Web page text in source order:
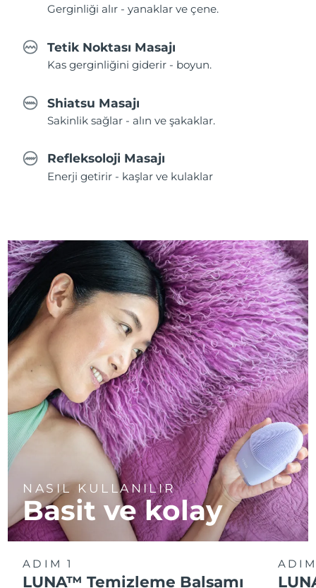
Gerginliği alır - yanaklar ve çene.
Tetik Noktası Masajı
Kas gerginliğini giderir - boyun.
Shiatsu Masajı
Sakinlik sağlar - alın ve şakaklar.
Refleksoloji Masajı
Enerji getirir - kaşlar ve kulaklar
NASIL KULLANILIR
Basit ve kolay
ADIM 1
LUNA™ Temizleme Balsamı